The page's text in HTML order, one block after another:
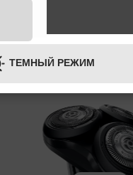
ТЕМНЫЙ РЕЖИМ